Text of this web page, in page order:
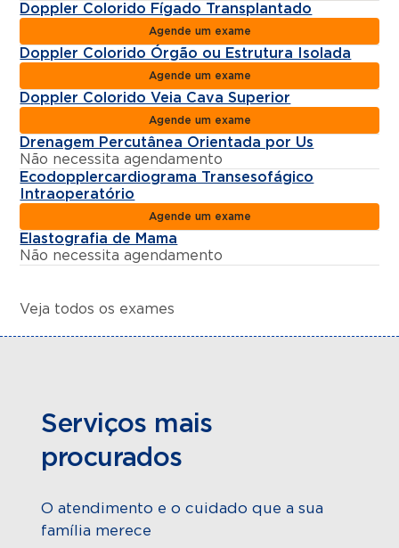
Doppler Colorido Fígado Transplantado
Agende um exame
Doppler Colorido Órgão ou Estrutura Isolada
Agende um exame
Doppler Colorido Veia Cava Superior
Agende um exame
Drenagem Percutânea Orientada por Us
Não necessita agendamento
Ecodopplercardiograma Transesofágico
Intraoperatório
Agende um exame
Elastografia de Mama
Não necessita agendamento
Veja todos os exames
Serviços mais
procurados
O atendimento e o cuidado que a sua
família merece